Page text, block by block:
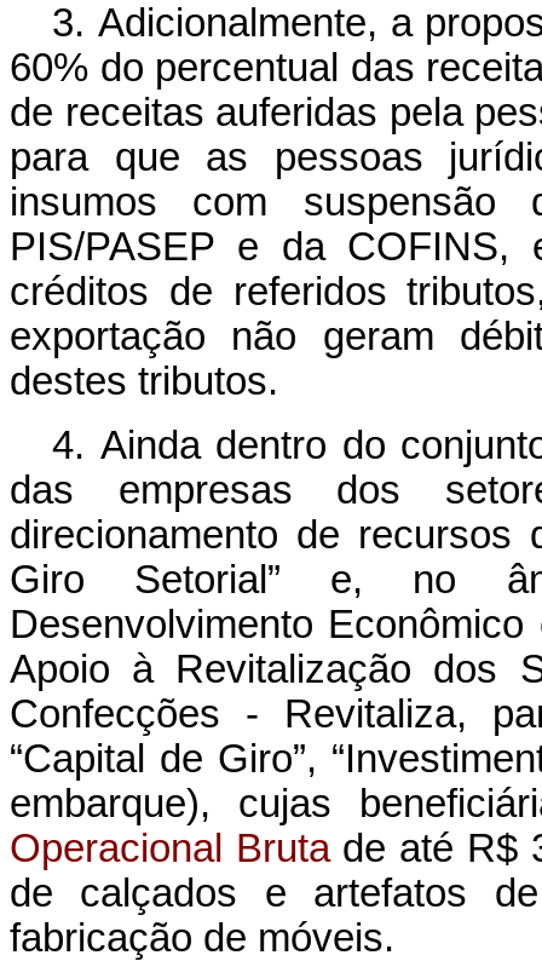
3. Adicionalmente, a
60% do percentual das
de receitas auferidas pela
para que as pessoas
insumos com
PIS/PASEP e da COFINS,
créditos de referidos
exportação não geram
destes tributos.
4. Ainda dentro do
das empresas dos
direcionamento de recursos
Giro Setorial” e, no
Desenvolvimento
Apoio à Revitalização dos
Confecções - Revitaliza,
“Capital de Giro”,
embarque), cujas
Operacional Brutade até R$
de calçados e artefatos
fabricação de móveis.